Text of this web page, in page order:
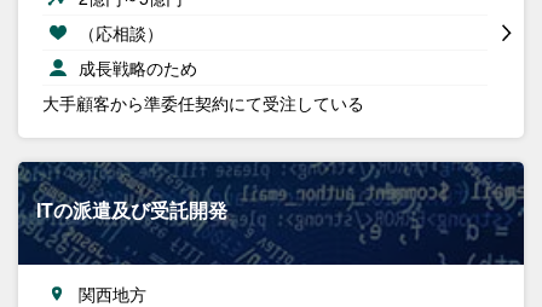
（応相談）
成長戦略のため
大手顧客から準委任契約にて受注している
ITの派遣及び受託開発
関西地方